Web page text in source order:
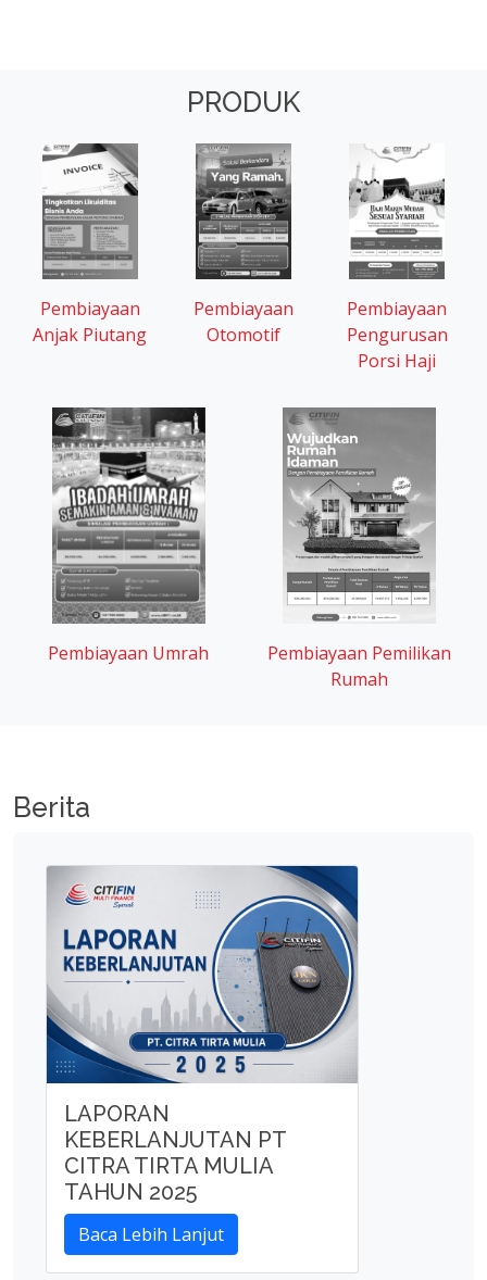
PRODUK
Pembiayaan
Anjak Piutang
Pembiayaan
Otomotif
Pembiayaan
Pengurusan
Porsi Haji
Pembiayaan Umrah
Pembiayaan Pemilikan
Rumah
Berita
LAPORAN
KEBERLANJUTAN PT
CITRA TIRTA MULIA
TAHUN 2025
Baca Lebih Lanjut